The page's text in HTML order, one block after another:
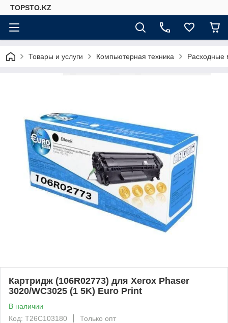
TOPSTO.KZ
Товары и услуги Компьютерная техника Расходные
Картридж (106R02773) для Xerox Phaser
3020/WC3025 (1 5K) Euro Print
В наличии
Код: T26C103180
Только опт